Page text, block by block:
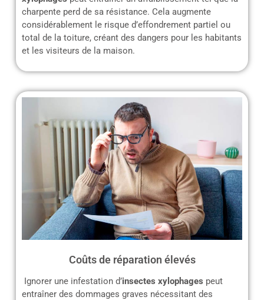
charpente perd de sa résistance. Cela augmente
considérablement le risque d’effondrement partiel ou
total de la toiture, créant des dangers pour les habitants
et les visiteurs de la maison.
Coûts de réparation élevés
Ignorer une infestation d’insectes xylophages peut
entraîner des dommages graves nécessitant des